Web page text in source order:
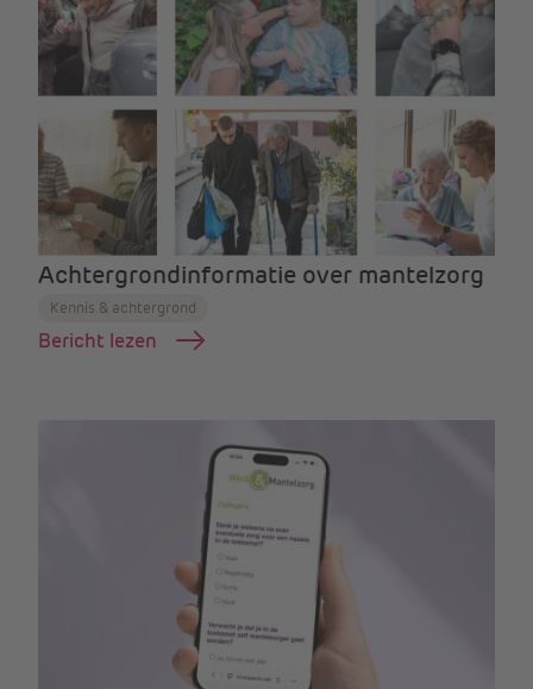
Achtergrondinformatie over mantelzorg
Kennis & achtergrond
Bericht lezen